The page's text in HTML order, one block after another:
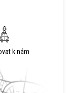
k nám